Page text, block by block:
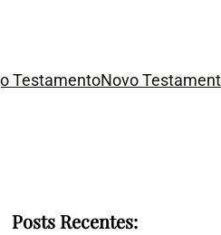
TestamentoNovo
Posts Recentes: